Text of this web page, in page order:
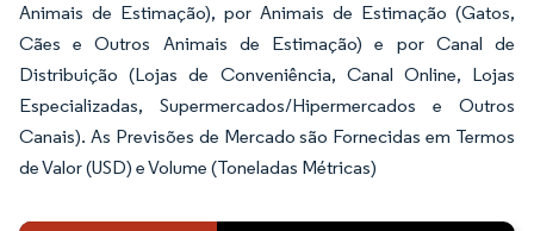
Animais de Estimação), por Animais de Estimação (Gatos,
Cães e Outros Animais de Estimação) e por Canal de
Distribuição (Lojas de Conveniência, Canal Online, Lojas
Especializadas, Supermercados/Hipermercados e Outros
Canais). As Previsões de Mercado são Fornecidas em Termos
de Valor (USD) e Volume (Toneladas Métricas)